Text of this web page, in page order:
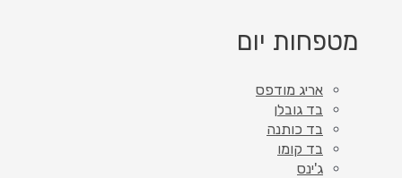
מטפחות יום
אריג מודפס
בד גובלן
בד כותנה
בד קומו
ג'ינס